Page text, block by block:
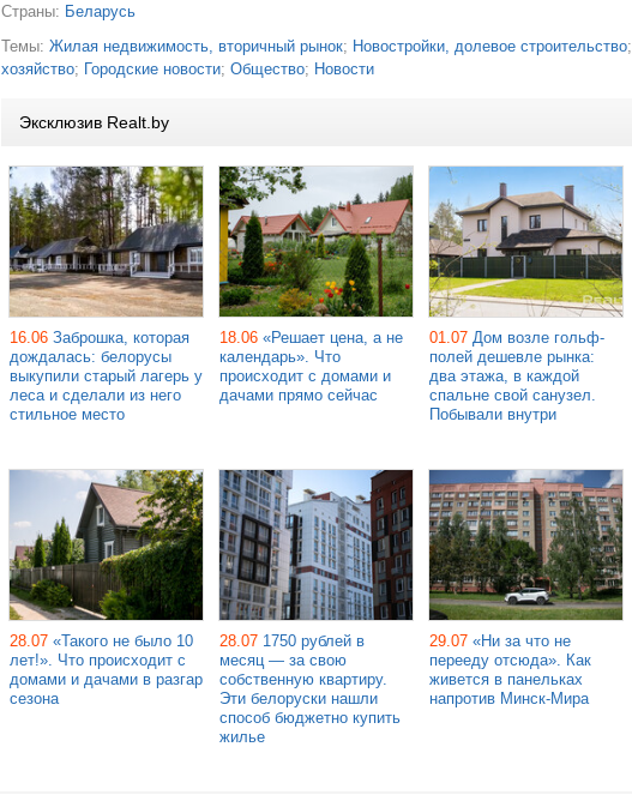
Страны: Беларусь
Темы: Жилая недвижимость, вторичный рынок; Новостройки, долевое строительство;
хозяйство; Городские новости; Общество; Новости
Эксклюзив Realt.by
16.06 Заброшка, которая
дождалась: белорусы
выкупили старый лагерь у
леса и сделали из него
стильное место
18.06 «Решает цена, а не
календарь». Что
происходит с домами и
дачами прямо сейчас
01.07 Дом возле гольф-
полей дешевле рынка:
два этажа, в каждой
спальне свой санузел.
Побывали внутри
28.07 «Такого не было 10
лет!». Что происходит с
домами и дачами в разгар
сезона
28.07 1750 рублей в
месяц — за свою
собственную квартиру.
Эти белоруски нашли
способ бюджетно купить
жилье
29.07 «Ни за что не
перееду отсюда». Как
живется в панельках
напротив Минск-Мира